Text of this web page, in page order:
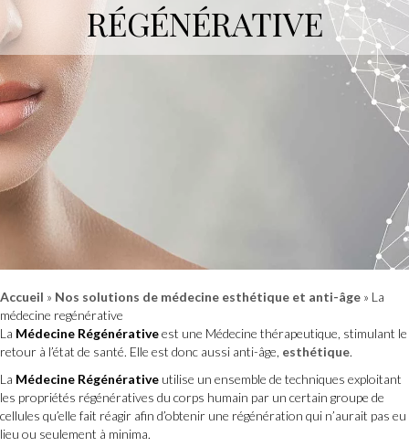
RÉGÉNÉRATIVE
Accueil » Nos solutions de médecine esthétique et anti-âge » La
médecine regénérative
La Médecine Régénérativeest une Médecine thérapeutique, stimulant le
retour à l’état de santé. Elle est donc aussi anti-âge, esthétique.
La Médecine Régénérative utilise un ensemble de techniques exploitant
les propriétés régénératives du corps humain par un certain groupe de
cellules qu’elle fait réagir afin d’obtenir une régénération qui n’aurait pas eu
lieu ou seulement à minima.